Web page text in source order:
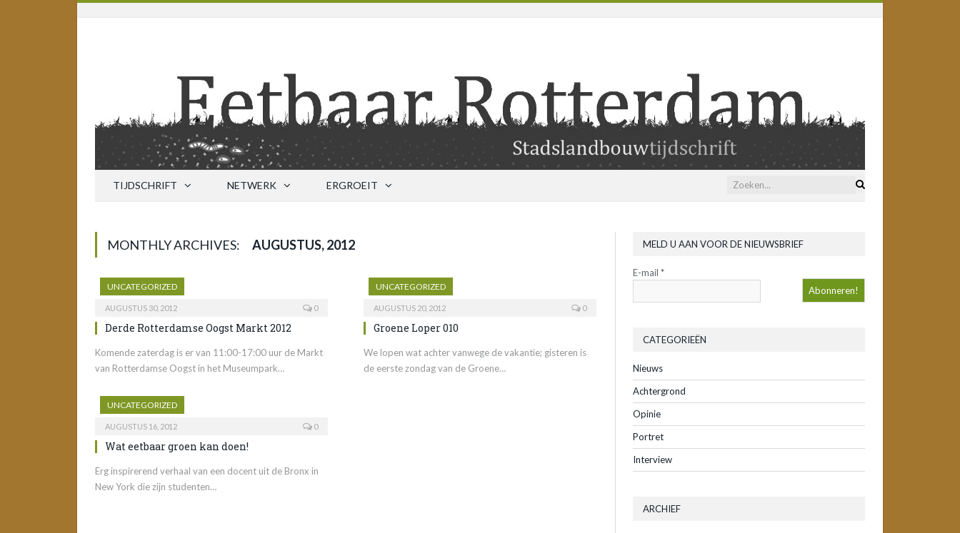
TIJDSCHRIFT NETWERK ERGROEIT
MONTHLY ARCHIVES: AUGUSTUS, 2012
UNCATEGORIZED
AUGUSTUS 30, 2012 0
Derde Rotterdamse Oogst Markt 2012
Komende zaterdag is er van 11:00-17:00 uur de Markt
van Rotterdamse Oogst in het Museumpark…
UNCATEGORIZED
AUGUSTUS 20, 2012 0
Groene Loper 010
We lopen wat achter vanwege de vakantie; gisteren is
de eerste zondag van de Groene…
UNCATEGORIZED
AUGUSTUS 16, 2012 0
Wat eetbaar groen kan doen!
Erg inspirerend verhaal van een docent uit de Bronx in
New York die zijn studenten…
MELD U AAN VOOR DE NIEUWSBRIEF
E-mail *
CATEGORIEËN
Nieuws
Achtergrond
Opinie
Portret
Interview
ARCHIEF